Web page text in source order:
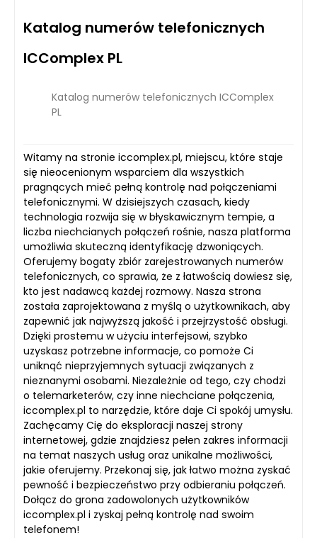
Katalog numerów telefonicznych
ICComplex PL
Katalog numerów telefonicznych ICComplex
PL
Witamy na stronie iccomplex.pl, miejscu, które staje
się nieocenionym wsparciem dla wszystkich
pragnących mieć pełną kontrolę nad połączeniami
telefonicznymi. W dzisiejszych czasach, kiedy
technologia rozwija się w błyskawicznym tempie, a
liczba niechcianych połączeń rośnie, nasza platforma
umożliwia skuteczną identyfikację dzwoniących.
Oferujemy bogaty zbiór zarejestrowanych numerów
telefonicznych, co sprawia, że z łatwością dowiesz się,
kto jest nadawcą każdej rozmowy. Nasza strona
została zaprojektowana z myślą o użytkownikach, aby
zapewnić jak najwyższą jakość i przejrzystość obsługi.
Dzięki prostemu w użyciu interfejsowi, szybko
uzyskasz potrzebne informacje, co pomoże Ci
uniknąć nieprzyjemnych sytuacji związanych z
nieznanymi osobami. Niezależnie od tego, czy chodzi
o telemarketerów, czy inne niechciane połączenia,
iccomplex.pl to narzędzie, które daje Ci spokój umysłu.
Zachęcamy Cię do eksploracji naszej strony
internetowej, gdzie znajdziesz pełen zakres informacji
na temat naszych usług oraz unikalne możliwości,
jakie oferujemy. Przekonaj się, jak łatwo można zyskać
pewność i bezpieczeństwo przy odbieraniu połączeń.
Dołącz do grona zadowolonych użytkowników
iccomplex.pl i zyskaj pełną kontrolę nad swoim
telefonem!